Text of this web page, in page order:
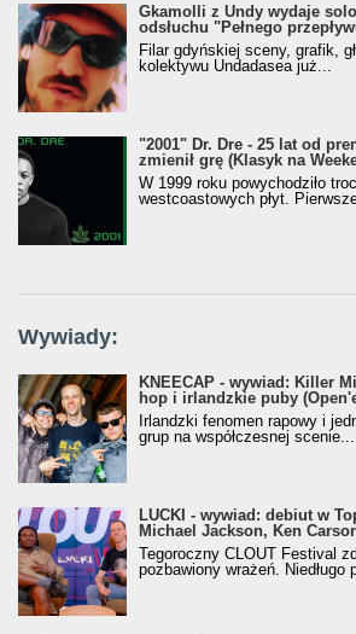
Gkamolli z Undy wydaje
odsłuchu "Pełnego
Filar gdyńskiej sceny, grafik,
kolektywu Undadasea już...
"2001" Dr. Dre - 25 lat od
zmienił grę (Klasyk na
W 1999 roku powychodziło
westcoastowych płyt.
Wywiady:
KNEECAP - wywiad: Killer
hop i irlandzkie puby
Irlandzki fenomen rapowy i
grup na współczesnej scenie....
LUCKI - wywiad: debiut w
Michael Jackson, Ken
Tegoroczny CLOUT Festival
pozbawiony wrażeń. Niedługo